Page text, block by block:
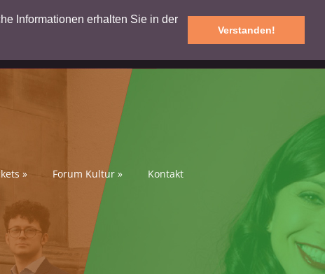
Informationen erhalten Sie in der
Verstanden!
» Forum Kultur » Kontakt